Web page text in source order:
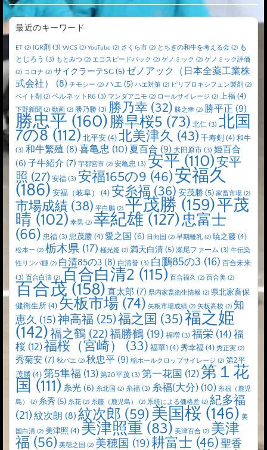
最近のキーワード
ET (2) IGR剤 (3) WCS (2) YouTube (2) さくら市 (2) とちぎの和牛を考える会 (2) も
とじろう (3) もとみつ (2) エコスピードパック (2) ゲノミック (2) ゲノミック評価
(2) コロナ (2) サイクラーテSG(5) ゼノアック（日本全薬工業株
式会社）
(8) チモシー (2) ハエ (5) ハエ対策 (2) ピリプロキシフェン製剤 (2)
ベイト剤 (2) ペルネットR6 (3) マンダアニモ (2) ロールサイレージ (2) 上福 (4)
下野新聞 (2) 動画 (2) 勝乃勝 (3) 勝乃幸 (32) 勝之幸 (2) 勝平正 (9)
勝忠平 (160)勝早桜5 (73) 北仁 (3) 北国
7の8 (112) 北平安 (4) 北美津久 (43) 千寿剣 (4) 和牛
(3) 和牛繁殖 (8) 喜亀忠 (10) 夏百合 (9) 大田原市 (3) 姫百合
(6) 子牛紹介 (7) 宇都宮市 (2) 安亀忠 (3) 安平(110)安平
照 (27) 安福 (3) 安福165の9 (46)安福久
(186) 安福（岐阜） (4) 安糸福 (36) 安茂勝 (5) 家畜市場 (2)
市場成績 (38) 平白鵬 (2) 平茂勝 (159)平茂
晴 (102) 幸男 (2) 幸紀雄 (127)忠富士
(66) 忠福 (3) 忠茂勝 (4) 愛之国 (6) 日向国 (2) 早期離乳 (2) 暁之藤 (4)
松本一 (2) 栃木県 (17) 極光姫 (2) 満天白清(5) 瀬尾ファーム (3) 牛伝染
性リンパ腫 (2) 白清85の3 (8) 白清誉 (3) 白鵬85の3 (16) 百合未来
(3) 百合白清 (2) 百合白清2 (115) 百合福久 (2) 百合美 (2)
百合茂 (158) 直太郎 (7) 県内家畜衛生情報 (2) 県北家畜保
健衛生所 (4) 矢板市場 (74) 矢板市場成績 (2) 矢板高校 (2) 知
恵久 (15) 神高福 (25)福之国 (35)福之姫
(142)福之鶴 (22)福勝鶴 (19) 福増 (3) 福栄 (14) 福
桜 (12)福桜（宮崎） (33) 福華1 (4) 秀幸福 (4) 秀正実 (2)
秀菊安 (7) 秋バエ (2) 秋忠平 (9) 稲ホールクロップサイレージ (2) 第2平
茂勝 (4) 第5隼福 (13) 第20平茂 (3) 第一花国 (12) 第１花
国 (111) 糸光 (6) 糸北国 (2) 糸福 (3) 糸福(大分) (10) 糸福（鹿児
島）
(2) 糸秀 (5) 糸花 (2) 糸藤（鹿児島） (2) 系統による価格差 (2) 紀多福
(21) 紋次朗 (8) 紋次郎 (59)美国桜 (146) 美
国白清 (2) 美津照 (4) 美津照重 (83) 美津百合 (2) 美津
福 (56) 美穂之国 (2) 美穂国 (19)耕富士 (46)聖香